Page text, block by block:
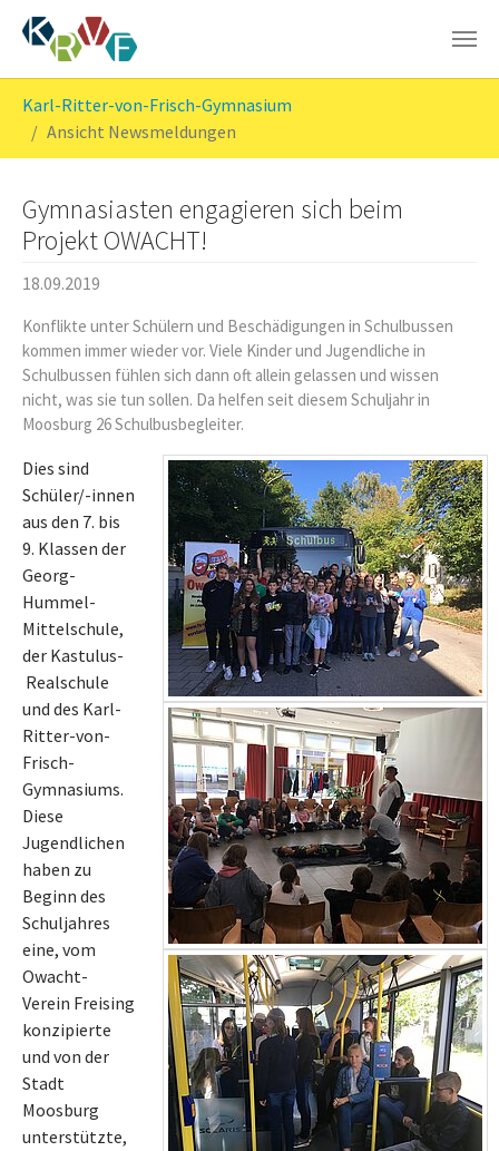
Karl-Ritter-von-Frisch-Gymnasium
Ansicht Newsmeldungen
Gymnasiasten engagieren sich beim
Projekt OWACHT!
18.09.2019
Konflikte unter Schülern und Beschädigungen in Schulbussen
kommen immer wieder vor. Viele Kinder und Jugendliche in
Schulbussen fühlen sich dann oft allein gelassen und wissen
nicht, was sie tun sollen. Da helfen seit diesem Schuljahr in
Moosburg 26 Schulbusbegleiter.
Dies sind
Schüler/-innen
aus den 7. bis
9. Klassen der
Georg-
Hummel-
Mittelschule,
der Kastulus-
Realschule
und des Karl-
Ritter-von-
Frisch-
Gymnasiums.
Diese
Jugendlichen
haben zu
Beginn des
Schuljahres
eine, vom
Owacht-
Verein Freising
konzipierte
und von der
Stadt
Moosburg
unterstützte,